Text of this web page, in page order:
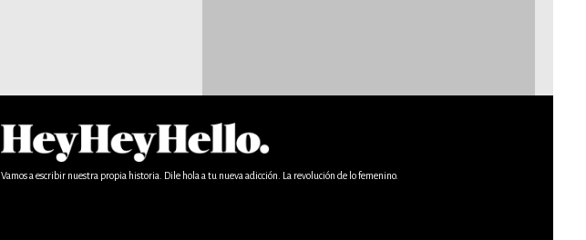
Vamos a escribir nuestra propia historia. Dile hola a tu nueva adicción. La revolución de lo femenino.